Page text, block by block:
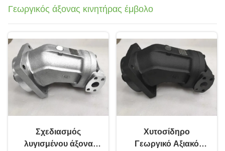
Γεωργικός άξονας κινητήρας έμβολο
Σχεδιασμός
λυγισμένου άξονα
Χυτοσίδηρο
Γεωργικό Αξιακό